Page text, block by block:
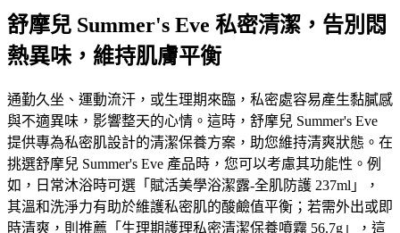
舒摩兒 Summer's Eve 私密清潔，告別悶
熱異味，維持肌膚平衡
通勤久坐、運動流汗，或生理期來臨，私密處容易產生黏膩感
與不適異味，影響整天的心情。這時，舒摩兒 Summer's Eve
提供專為私密肌設計的清潔保養方案，助您維持清爽狀態。在
挑選舒摩兒 Summer's Eve 產品時，您可以考慮其功能性。例
如，日常沐浴時可選「賦活美學浴潔露-全肌防護 237ml」，
其溫和洗淨力有助於維護私密肌的酸鹼值平衡；若需外出或即
時清爽，則推薦「生理期護理私密清潔保養噴霧 56.7g」，這